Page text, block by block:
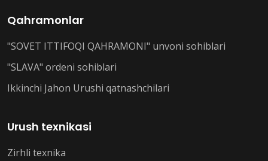
Qahramonlar
"SOVET ITTIFOQI QAHRAMONI" unvoni sohiblari
"SLAVA" ordeni sohiblari
Ikkinchi Jahon Urushi qatnashchilari
Urush texnikasi
Zirhli texnika